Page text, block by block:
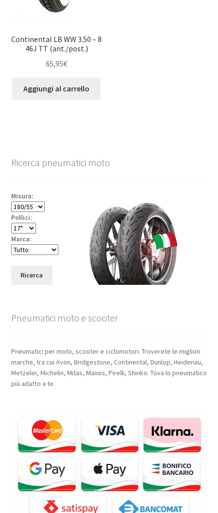
Continental LB WW 3.50 – 8
46J TT (ant./post.)
65,95€
Aggiungi al carrello
Ricerca pneumatici moto
Misura:
Pollici:
Marca:
Ricerca
Pneumatici moto e scooter
Pneumatici per moto, scooter e ciclomotori. Troverete le migliori
marche, tra cui Avon, Bridgestone, Continental, Dunlop, Heidenau,
Metzeler, Michelin, Mitas, Maxxis, Pirelli, Shinko. Tova lo pneumatico
più adatto a te.